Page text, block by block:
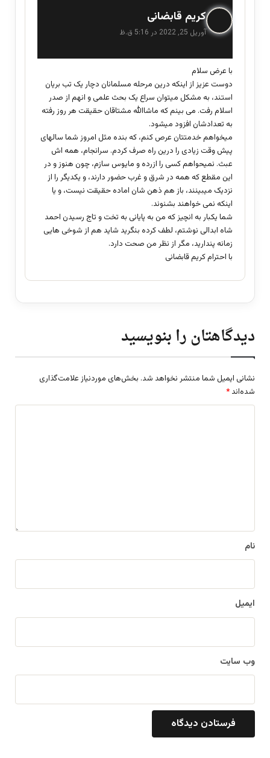
کریم قابضانی
ف
آوریل 25, 2022 در 5:16 ق.ظ
با عرض سلام
دوست عزیز از اینکه درین مرحله مسلمانان دچار یک تب بریان
استند، به مشکل میتوان سراع یک بحث علمی و انهم از صدر
اسلام رفت. می بینم که ماشاالله مشتاقان حقیقت هر روز رفته
به تعدادشان افزود میشود.
میخواهم خدمتتان عرص کنم، که بنده مثل امروز شما سالهای
پیش وقت زیادی را درین راه صرف کردم. سرانجام، همه اش
عبث. نمیحواهم کسی را ازرده و مایوس سازم، چون هنوز و در
این مقطع که همه در شرق و غرب حضور دارند، و یکدیگر را از
نزدیک میبینند، باز هم ذهن شان اماده حقیقت نیست، و یا
اینکه نمی خواهند بشنوند.
شما یکبار به انچیز که من به پایانی به تخت و تاج رسیدن احمد
شاه ابدالی نوشتم، لطف کرده بنگرید شاید هم از شوخی هایی
زمانه پندارید، مگر از نظر من صحت دارد.
با احترام کریم قابضانی
دیدگاهتان را بنویسید
نشانی ایمیل شما منتشر نخواهد شد. بخش‌های موردنیاز علامت‌گذاری
شده‌اند *
نام
ایمیل
وب‌ سایت